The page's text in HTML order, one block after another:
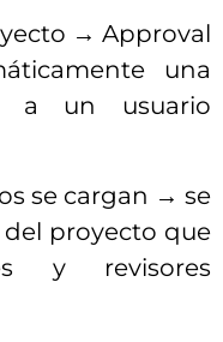
→ Approval
una
a un usuario
se cargan → se
proyecto que
y revisores